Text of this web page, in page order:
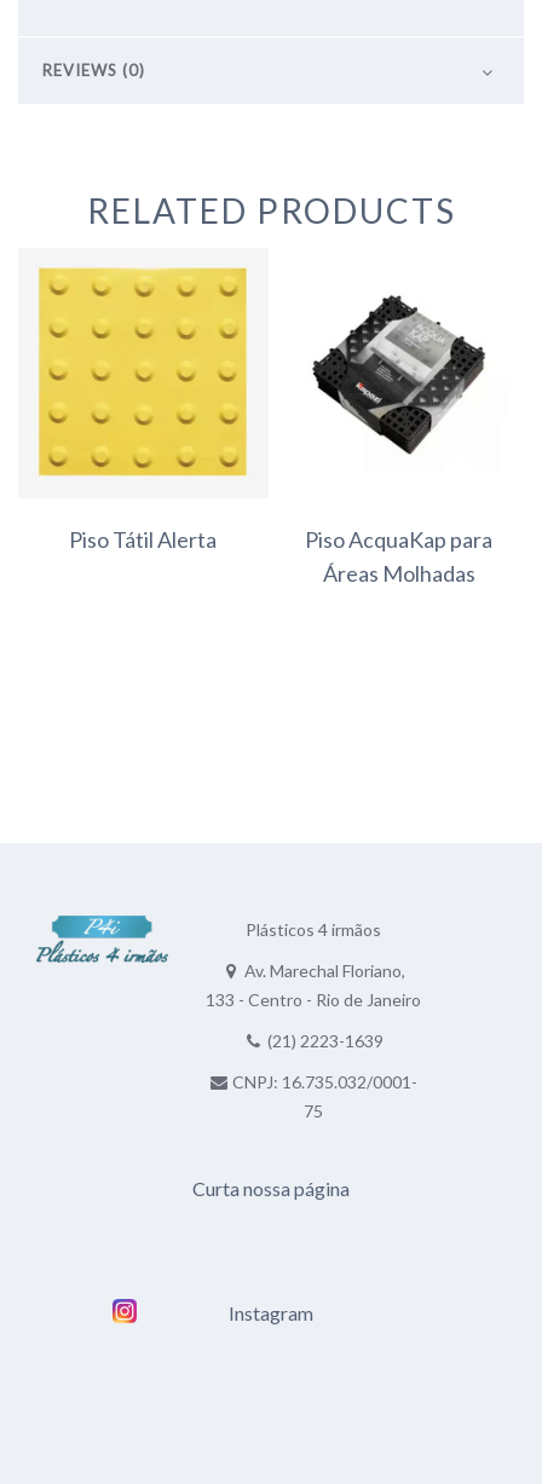
REVIEWS (0)
RELATED PRODUCTS
Piso Tátil Alerta
Piso AcquaKap para
Áreas Molhadas
Plásticos 4 irmãos
Av. Marechal Floriano,
133 - Centro - Rio de Janeiro
(21) 2223-1639
CNPJ: 16.735.032/0001-
75
Curta nossa página
Instagram